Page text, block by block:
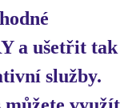
a ušetřit tak
služby.